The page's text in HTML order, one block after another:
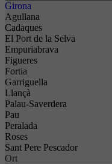
Girona
Agullana
Cadaques
El Port de la Selva
Empuriabrava
Figueres
Fortia
Garriguella
Llançà
Palau-Saverdera
Pau
Peralada
Roses
Sant Pere Pescador
Ort